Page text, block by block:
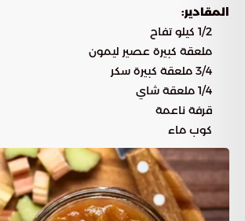
المقادير:
1/2 كيلو تفاح
ملعقة كبيرة عصير ليمون
3/4 ملعقة كبيرة سكر
1/4 ملعقة شاي
قرفة ناعمة
كوب ماء